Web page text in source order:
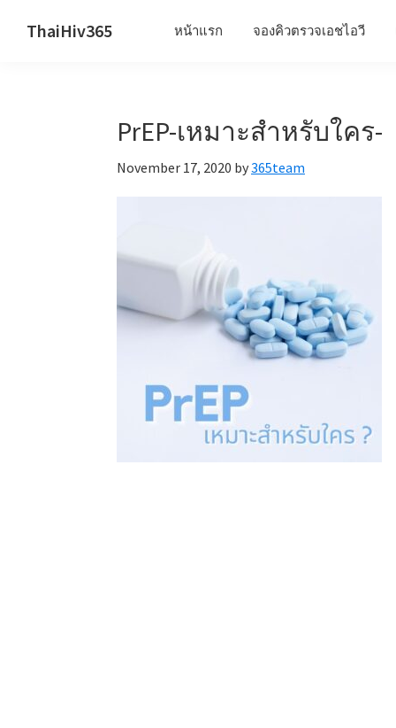
ThaiHiv365 หน้าแรก จองคิวตรวจเอชไอวี
PrEP-เหมาะสำหรับใคร-
November 17, 2020 by365team